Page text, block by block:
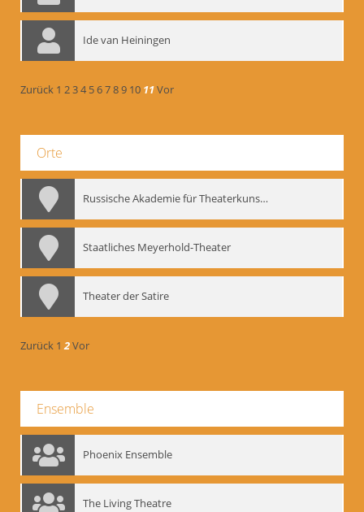
Ide van Heiningen
Zurück 1 234 56789 10 11Vor
Orte
Russische Akademie für Theaterkunst – GITIS
Staatliches Meyerhold-Theater
Theater der Satire
Zurück 1 2Vor
Ensemble
Phoenix Ensemble
The Living Theatre